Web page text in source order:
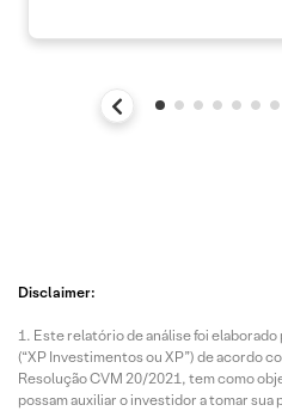
Disclaimer:
Este relatório de análise foi
(“XP Investimentos ou XP”) de acordo
Resolução CVM 20/2021, tem como
possam auxiliar o investidor a tomar